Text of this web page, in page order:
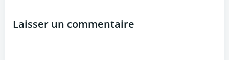
Laisser un commentaire